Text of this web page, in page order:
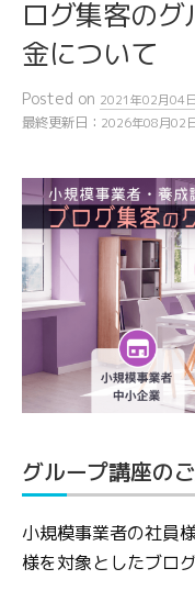
ログ集客の
金について
Posted on 2021年02月04日
最終更新日： 2026年08月02
グループ講座の
小規模事業者の社員
様を対象としたブロ